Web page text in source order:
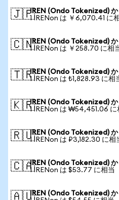
🇯🇵IREN (Ondo Tokenized) か
1 IRENon は ￥6,070.41 に
🇨🇳IREN (Ondo Tokenized)
1 IRENon は ￥258.70 に相
🇹🇷IREN (Ondo Tokenized) か
1 IRENon は ₺1,828.93 に相
🇰🇷IREN (Ondo Tokenized) か
1 IRENon は ₩54,451.06 に
🇷🇺IREN (Ondo Tokenized)
1 IRENon は ₽3,182.30 に相
🇨🇦IREN (Ondo Tokenized) か
1 IRENon は $53.77 に相当
🇦🇺IREN (Ondo Tokenized)